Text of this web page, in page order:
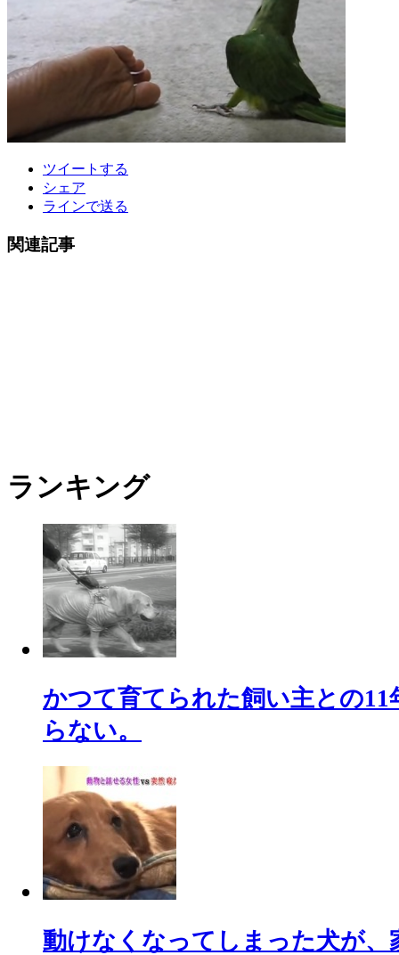
ツイートする
シェア
ラインで送る
関連記事
ランキング
かつて育てられた飼い主との
らない。
動けなくなってしまった犬が